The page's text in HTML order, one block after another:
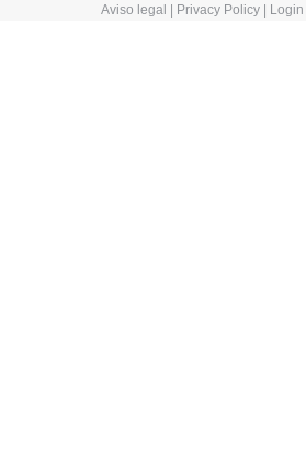
Aviso legal | Privacy Policy| Login